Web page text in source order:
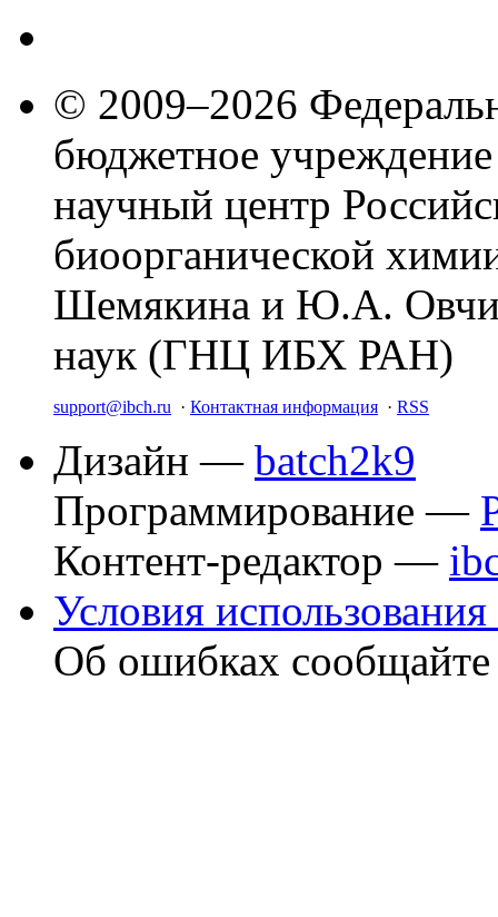
© 2009–2026
бюджетное
научный центр
биоорганической
Шемякина и Ю.А.
наук (ГНЦ ИБХ РАН)
support@ibch.ru · Контактная информация · RSS
Дизайн — batch2k9
Программирование —
Контент-редактор —
Условия использования
Об ошибках